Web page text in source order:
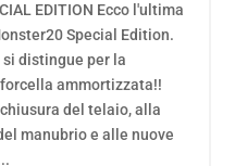
EDITION Ecco l'ultima
Special Edition.
distingue per la
ammortizzata!!
del telaio, alla
manubrio e alle nuove